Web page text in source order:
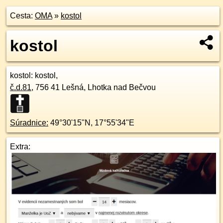
Cesta: OMA» kostol
kostol
kostol : kostol,
č.d.81, 756 41 Lešná, Lhotka nad Bečvou
Súradnice: 49°30'15"N , 17°55'34"E
Extra: